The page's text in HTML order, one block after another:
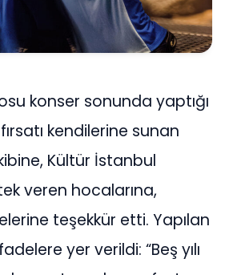
konser sonunda yaptığı
kendilerine sunan
Kültür İstanbul
veren hocalarına,
teşekkür etti. Yapılan
yer verildi: “Beş yılı